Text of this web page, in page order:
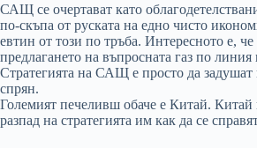
САЩ се очертават като
по-скъпа от руската на едно чисто
евтин от този по тръба. Интересното е,
предлагането на въпросната газ по
Стратегията на САЩ е просто да задушат
спрян.
Големият печеливш обаче е Китай.
разпад на стратегията им как да се